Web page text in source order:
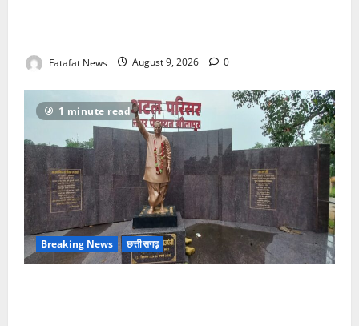
Fatafat News August 9, 2026 0
1 minute read
Breaking News छत्तीसगढ़